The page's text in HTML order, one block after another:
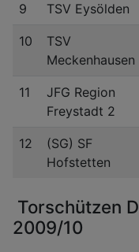
9 TSV Eysölden
10
TSV
Meckenhausen
11
JFG Region
Freystadt 2
12
(SG) SF
Hofstetten
Torschützen
2009/10